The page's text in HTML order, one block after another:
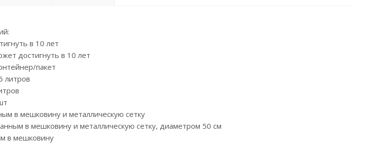
в 10 лет
достигнуть в 10 лет
пакет
литров
в мешковину и металлическую сетку
в мешковину и металлическую сетку, диаметром 50 см
в мешковину